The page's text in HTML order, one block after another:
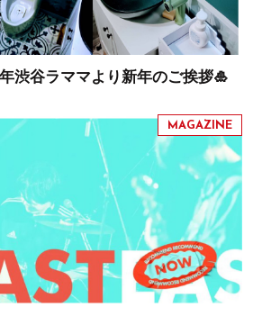
渋谷ラママより新年のご挨拶🎍